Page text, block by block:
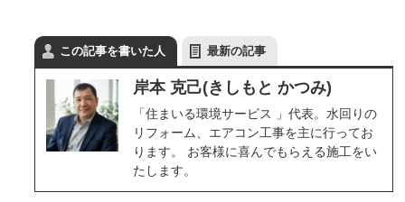
この記事を書いた人 最新の記事
岸本 克己(きしもと かつみ)
「住まいる環境サービス 」代表。水回りの
リフォーム、エアコン工事を主に行ってお
ります。 お客様に喜んでもらえる施工をい
たします。